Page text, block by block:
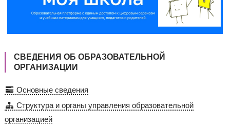
СВЕДЕНИЯ ОБ ОБРАЗОВАТЕЛЬНОЙ
ОРГАНИЗАЦИИ
Основные сведения
Структура и органы управления образовательной
организацией